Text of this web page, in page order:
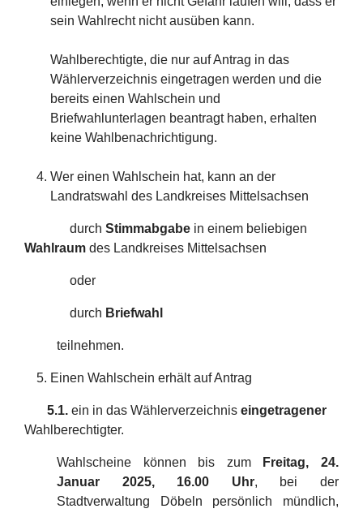
sein Wahlrecht nicht ausüben kann.
Wahlberechtigte, die nur auf Antrag in das
Wählerverzeichnis eingetragen werden und die
bereits einen Wahlschein und
Briefwahlunterlagen beantragt haben, erhalten
keine Wahlbenachrichtigung.
Wer einen Wahlschein hat, kann an der
Landratswahl des Landkreises Mittelsachsen
durch Stimmabgabe in einem beliebigen
Wahlraum des Landkreises Mittelsachsen
oder
durch Briefwahl
teilnehmen.
Einen Wahlschein erhält auf Antrag
5.1. ein in das Wählerverzeichnis eingetragener
Wahlberechtigter.
Wahlscheine können bis zum
Freitag, 24.
Januar 2025, 16.00 Uhr, bei der
Stadtverwaltung Döbeln persönlich mündlich,